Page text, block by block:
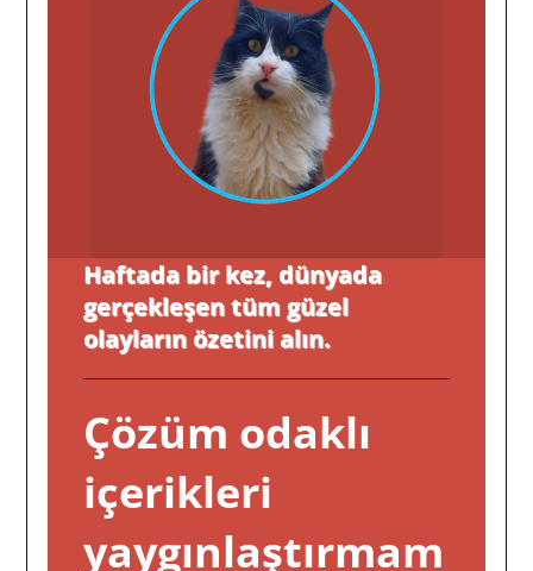
Haftada bir kez, dünyada
gerçekleşen tüm güzel
olayların özetini alın.
Çözüm odaklı
içerikleri
yaygınlaştırmam